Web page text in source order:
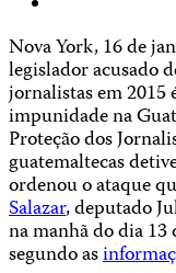
Nova York, 16 de
legislador acusado
jornalistas em 2015
impunidade na
Proteção dos
guatemaltecas
ordenou o ataque
Salazar, deputado
na manhã do dia
segundo as